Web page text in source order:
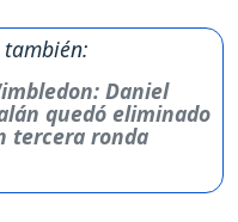
Daniel
quedó eliminado
tercera ronda